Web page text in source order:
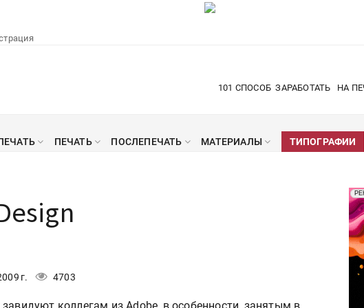
101 СПОСОБ ЗАРАБОТАТЬ НА
ПЕЧАТЬ ПОСЛЕПЕЧАТЬ МАТЕРИАЛЫ ТИПОГРАФИИ
г. 4703